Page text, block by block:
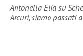
Antonella Elia su
Arcuri, siamo passati